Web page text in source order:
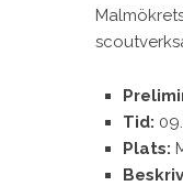
Tid:
Plats: